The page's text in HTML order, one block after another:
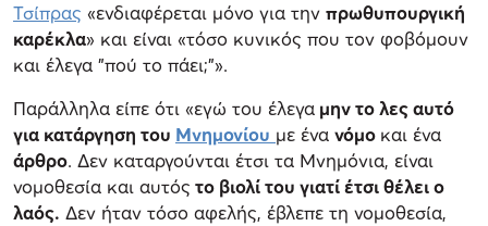
Τσίπρας «ενδιαφέρεται μόνο για την πρωθυπουργική
καρέκλα» και είναι «τόσο κυνικός που τον φοβόμουν
και έλεγα "πού το πάει;"».
Παράλληλα είπε ότι «εγώ του έλεγα μην το λες αυτό
για κατάργηση του Μνημονίου με ένα νόμο και ένα
άρθρο. Δεν καταργούνται έτσι τα Μνημόνια, είναι
νομοθεσία και αυτός το βιολί του γιατί έτσι θέλει ο
λαός. Δεν ήταν τόσο αφελής, έβλεπε τη νομοθεσία,